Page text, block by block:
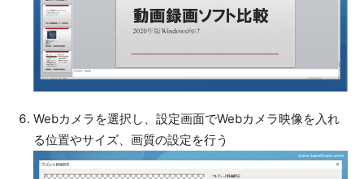
Webカメラを選択し、設定画面でWebカメラ映像を入れ
る位置やサイズ、画質の設定を行う